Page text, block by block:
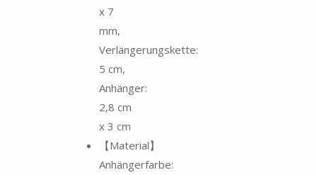
x 7
mm,
Verlängerungskette:
5 cm,
Anhänger:
2,8 cm
x 3 cm
【Material】
Anhängerfarbe: